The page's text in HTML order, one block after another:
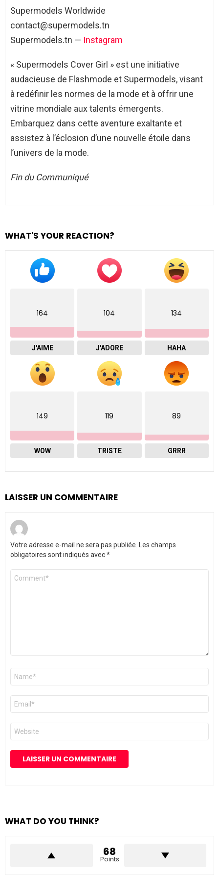
Supermodels Worldwide
contact@supermodels.tn
Supermodels.tn — Instagram
« Supermodels Cover Girl » est une initiative
audacieuse de Flashmode et Supermodels, visant
à redéfinir les normes de la mode et à offrir une
vitrine mondiale aux talents émergents.
Embarquez dans cette aventure exaltante et
assistez à l’éclosion d’une nouvelle étoile dans
l’univers de la mode.
Fin du Communiqué
WHAT'S YOUR REACTION?
164
J'AIME
104
J'ADORE
134
HAHA
149
WOW
119
TRISTE
89
GRRR
LAISSER UN COMMENTAIRE
Votre adresse e-mail ne sera pas publiée.
Les champs
obligatoires sont indiqués avec*
Commentaire
Nom
E-
mail
*
Site
web
WHAT DO YOU THINK?
68
Points